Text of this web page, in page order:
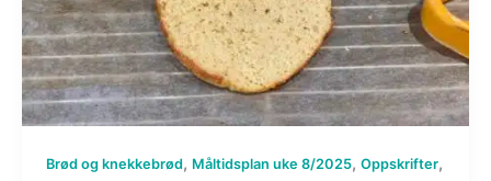
Brød og knekkebrød, Måltidsplan uke 8/2025, Oppskrifter,